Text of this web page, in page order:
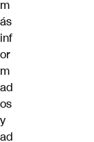
m
ás
inf
or
m
ad
os
y
ad